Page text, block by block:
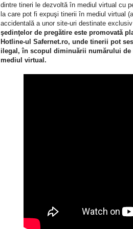
dintre tineri le dezvoltă în mediul virtual cu
la care pot fi expuşi tinerii în mediul virtual
accidentală a unor site-uri destinate
şedinţelor de pregătire este promovată
Hotline-ul Safernet.ro, unde tinerii pot
ilegal, în scopul diminuării numărului
mediul virtual.